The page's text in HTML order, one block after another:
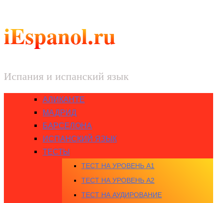
iEspanol.ru
Испания и испанский язык
АЛИКАНТЕ
МАДРИД
БАРСЕЛОНА
ИСПАНСКИЙ ЯЗЫК
ТЕСТЫ
ТЕСТ НА УРОВЕНЬ A1
ТЕСТ НА УРОВЕНЬ A2
ТЕСТ НА АУДИРОВАНИЕ